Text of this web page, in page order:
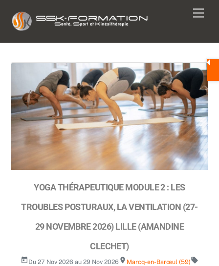
content
YOGA THÉRAPEUTIQUE MODULE 2 : LES
TROUBLES POSTURAUX, LA VENTILATION (27-
29 NOVEMBRE 2026) LILLE (AMANDINE
CLECHET)
today Du 27 Nov 2026 au 29 Nov 2026 room Marcq-en-Barœul (59)local_offer